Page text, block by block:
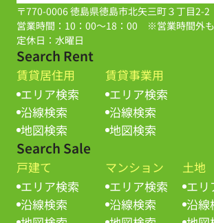
〒770-0006 徳島県徳島市北矢三町３丁目2-2
営業時間：10：00～18：00 ※営業時間外
定休日：水曜日
Search Rent
賃貸居住用
エリア検索
沿線検索
地図検索
賃貸事業用
エリア検索
沿線検索
地図検索
Search Sale
戸建て
エリア検索
沿線検索
マンション
エリア検索
沿線検索
土地
エリ
沿線